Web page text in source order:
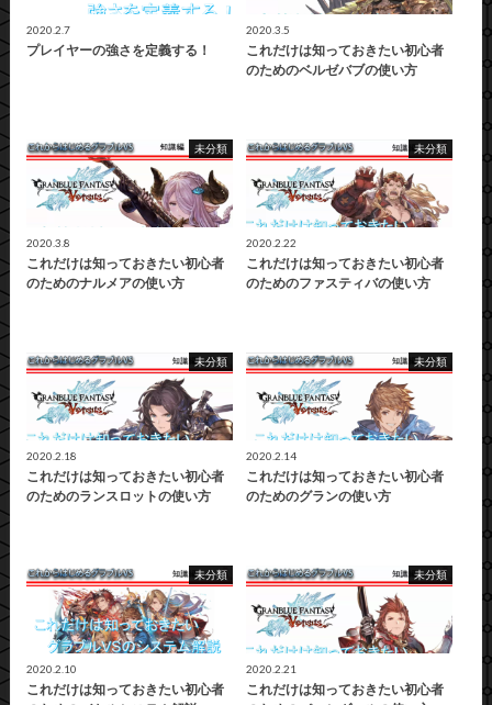
2020.2.7
プレイヤーの強さを定義する！
2020.3.5
これだけは知っておきたい初心者
のためのベルゼバブの使い方
未分類
2020.3.8
これだけは知っておきたい初心者
のためのナルメアの使い方
未分類
2020.2.22
これだけは知っておきたい初心者
のためのファスティバの使い方
未分類
2020.2.18
これだけは知っておきたい初心者
のためのランスロットの使い方
未分類
2020.2.14
これだけは知っておきたい初心者
のためのグランの使い方
未分類
2020.2.10
これだけは知っておきたい初心者
未分類
2020.2.21
これだけは知っておきたい初心者